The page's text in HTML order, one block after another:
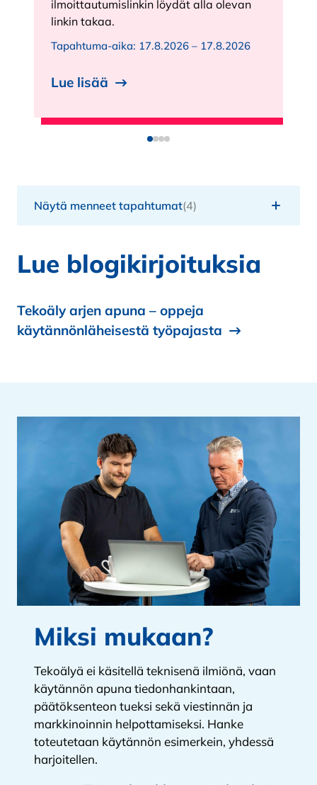
ilmoittautumislinkin löydät alla olevan
linkin takaa.
Tapahtuma-aika: 17.8.2026 – 17.8.2026
Lue lisää
Näytä menneet tapahtumat(4)
Lue blogikirjoituksia
Tekoäly arjen apuna – oppeja
käytännönläheisestä työpajasta
Miksi mukaan?
Tekoälyä ei käsitellä teknisenä ilmiönä, vaan
käytännön apuna tiedonhankintaan,
päätöksenteon tueksi sekä viestinnän ja
markkinoinnin helpottamiseksi. Hanke
toteutetaan käytännön esimerkein, yhdessä
harjoitellen.